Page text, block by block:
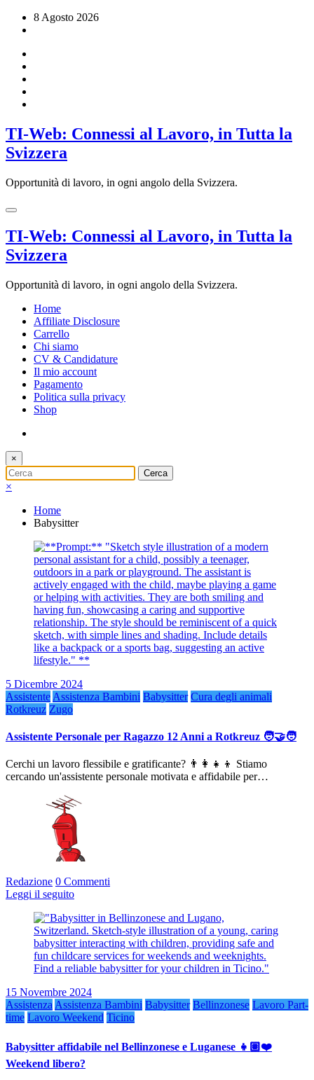
8 Agosto 2026
TI-Web: Connessi al Lavoro, in Tutta la
Svizzera
Opportunità di lavoro, in ogni angolo della Svizzera.
TI-Web: Connessi al Lavoro, in Tutta la
Svizzera
Opportunità di lavoro, in ogni angolo della Svizzera.
Home
Affiliate Disclosure
Carrello
Chi siamo
CV & Candidature
Il mio account
Pagamento
Politica sulla privacy
Shop
×
×
Home
Babysitter
5 Dicembre 2024
Assistente Assistenza Bambini Babysitter Cura degli animali
Rotkreuz Zugo
Assistente Personale per Ragazzo 12 Anni a Rotkreuz 🧑‍🤝‍🧑
Cerchi un lavoro flessibile e gratificante? 👨‍👩‍👧‍👦 Stiamo
cercando un'assistente personale motivata e affidabile per…
Redazione 0 Commenti
Leggi il seguito
15 Novembre 2024
Assistenza Assistenza Bambini Babysitter Bellinzonese Lavoro Part-
time Lavoro Weekend Ticino
Babysitter affidabile nel Bellinzonese e Luganese 👧🏽❤️
Weekend libero?